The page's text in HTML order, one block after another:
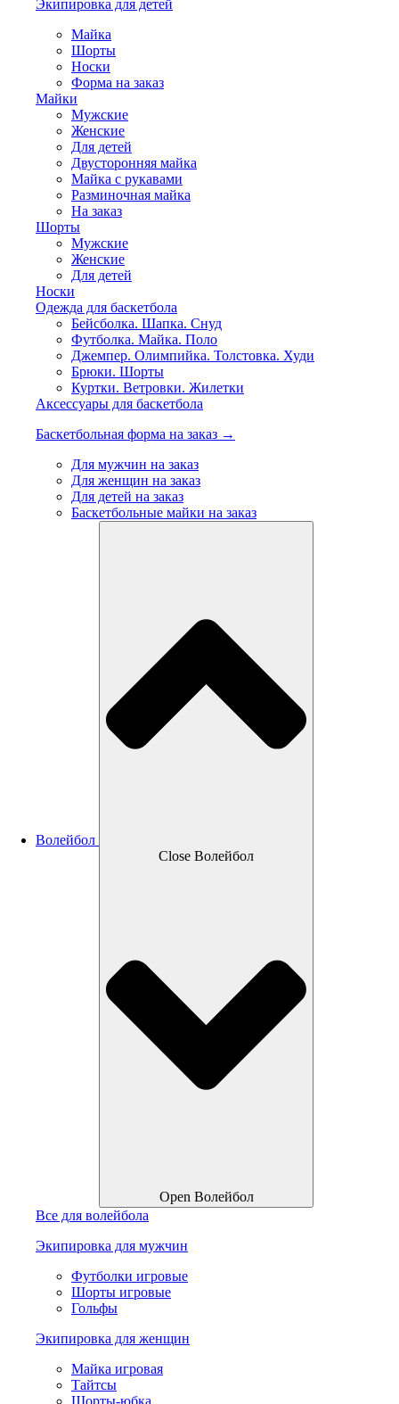
Экипировка для детей
Майка
Шорты
Носки
Форма на заказ
Майки
Мужские
Женские
Для детей
Двусторонняя майка
Майка с рукавами
Разминочная майка
На заказ
Шорты
Мужские
Женские
Для детей
Носки
Одежда для баскетбола
Бейсболка. Шапка. Снуд
Футболка. Майка. Поло
Джемпер. Олимпийка. Толстовка. Худи
Брюки. Шорты
Куртки. Ветровки. Жилетки
Аксессуары для баскетбола
Баскетбольная форма на заказ →
Для мужчин на заказ
Для женщин на заказ
Для детей на заказ
Баскетбольные майки на заказ
Волейбол
Close Волейбол
Open Волейбол
Все для волейбола
Экипировка для мужчин
Футболки игровые
Шорты игровые
Гольфы
Экипировка для женщин
Майка игровая
Тайтсы